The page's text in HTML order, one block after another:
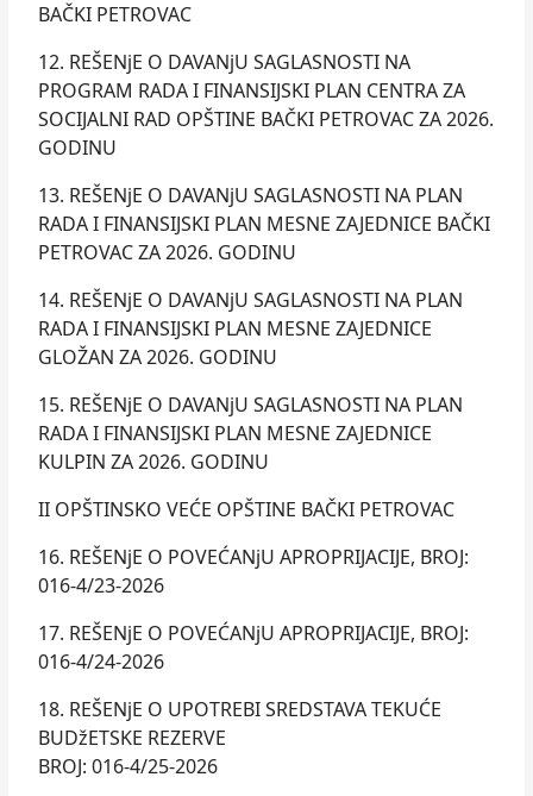
BAČKI PETROVAC
12. REŠENjE O DAVANjU SAGLASNOSTI NA
PROGRAM RADA I FINANSIJSKI PLAN CENTRA ZA
SOCIJALNI RAD OPŠTINE BAČKI PETROVAC ZA 2026.
GODINU
13. REŠENjE O DAVANjU SAGLASNOSTI NA PLAN
RADA I FINANSIJSKI PLAN MESNE ZAJEDNICE BAČKI
PETROVAC ZA 2026. GODINU
14. REŠENjE O DAVANjU SAGLASNOSTI NA PLAN
RADA I FINANSIJSKI PLAN MESNE ZAJEDNICE
GLOŽAN ZA 2026. GODINU
15. REŠENjE O DAVANjU SAGLASNOSTI NA PLAN
RADA I FINANSIJSKI PLAN MESNE ZAJEDNICE
KULPIN ZA 2026. GODINU
II OPŠTINSKO VEĆE OPŠTINE BAČKI PETROVAC
16. REŠENjE O POVEĆANjU APROPRIJACIJE, BROJ:
016-4/23-2026
17. REŠENjE O POVEĆANjU APROPRIJACIJE, BROJ:
016-4/24-2026
18. REŠENjE O UPOTREBI SREDSTAVA TEKUĆE
BUDžETSKE REZERVE
BROJ: 016-4/25-2026